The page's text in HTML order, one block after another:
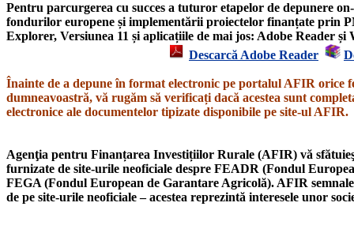
Pentru parcurgerea cu succes a tuturor etapelor de depunere
fondurilor europene și implementării proiectelor finanțate prin
Explorer, Versiunea 11 și aplicațiile de mai jos: Adobe Reader și
Descarcă Adobe Reader
Înainte de a depune în format electronic pe portalul AFIR orice
dumneavoastră, vă rugăm să verificați dacă acestea sunt
electronice ale documentelor tipizate disponibile pe site-ul AFIR.
Agenţia pentru Finanțarea Investițiilor Rurale (AFIR) vă
furnizate de site-urile neoficiale despre FEADR (Fondul
FEGA (Fondul European de Garantare Agricolă). AFIR
de pe site-urile neoficiale – acestea reprezintă interesele unor